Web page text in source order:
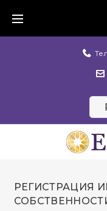
content
РЕГИСТРАЦИЯ